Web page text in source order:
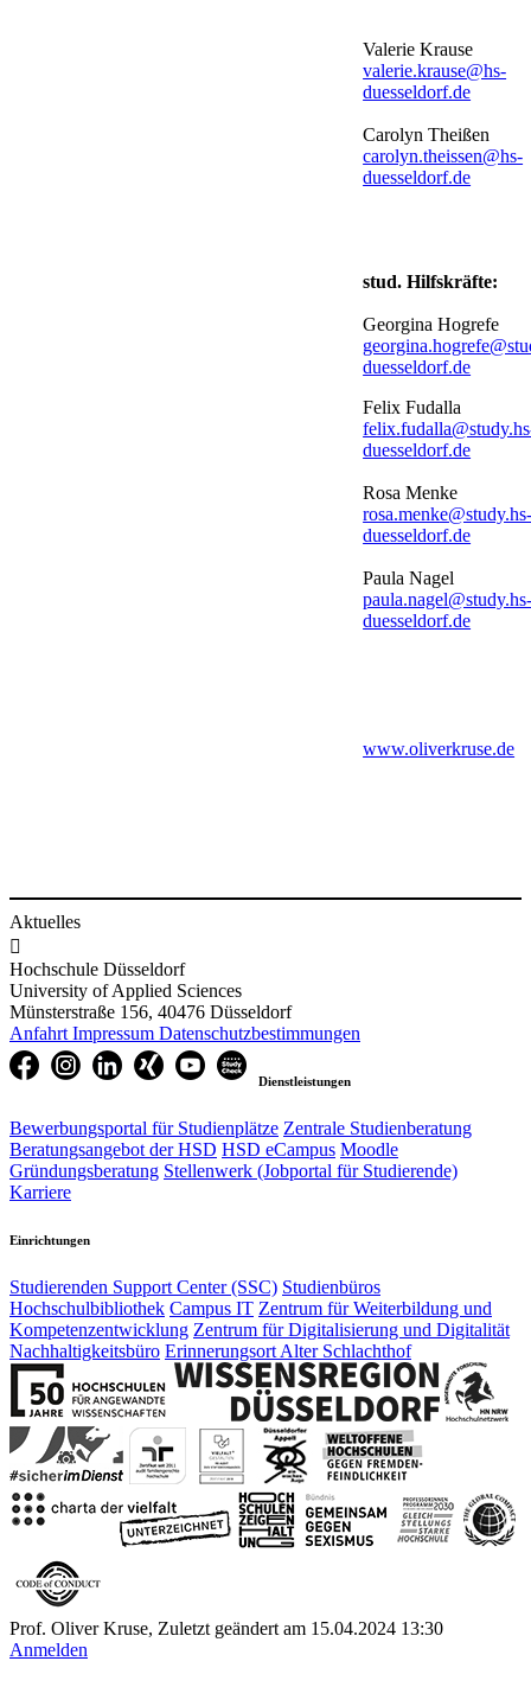
Valerie Krause
valerie.krause@hs-
duesseldorf.de
Carolyn Theißen
carolyn.theissen@hs-
duesseldorf.de​
stud. Hilfskräfte:
Georgina Hogrefe
duesseldorf.de
Felix Fudalla
duesseldorf.de
Rosa Menke
duesseldorf.de
Paula Nagel
duesseldorf.de​
www.oliverkruse.de​
Aktuelles

Hochschule Düsseldorf
University of Applied Sciences
Münsterstraße 156, 40476 Düsseldorf
Anfahrt Impressum Datenschutzbestimmungen
Dienstleistungen
Bewerbungsportal für Studienplätze Zentrale Studienberatung
Beratungsangebot der HSD HSD eCampus Moodle
Gründungsberatung Stellenwerk (Jobportal für Studierende)
Karriere
Einrichtungen
Studierenden Support Center (SSC) Studienbüros
Hochschulbibliothek Campus IT Zentrum für Weiterbildung und
Kompetenzentwicklung Zentrum für Digitalisierung und Digitalität
Nachhaltigkeitsbüro Erinnerungsort Alter Schlachthof
Prof. Oliver Kruse, Zuletzt geändert am 15.04.2024 13:30
Anmelden